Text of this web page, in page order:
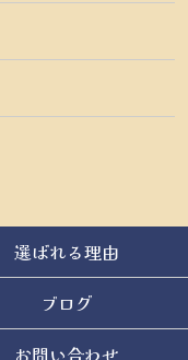
選ばれる理由
ブログ